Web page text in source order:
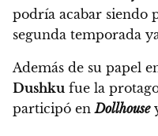
podría acabar siendo
segunda temporada
Además de su papel
Dushku fue la
participó enDollhouse